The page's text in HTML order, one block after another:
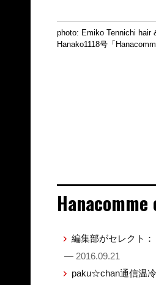
photo: Emiko Tennichi
Hanako1118号「
Hanacomme
編集部がセレクト
— 2016.09.21
paku☆chan通信温